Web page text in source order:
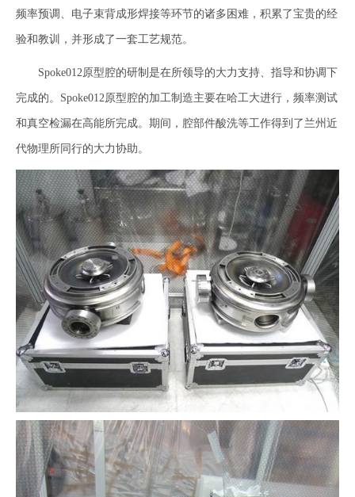
频率预调、电子束背成形焊接等环节的诸多困难，积累了宝贵的经
验和教训，并形成了一套工艺规范。
Spoke012原型腔的研制是在所领导的大力支持、指导和协调下
完成的。Spoke012原型腔的加工制造主要在哈工大进行，频率测试
和真空检漏在高能所完成。期间，腔部件酸洗等工作得到了兰州近
代物理所同行的大力协助。